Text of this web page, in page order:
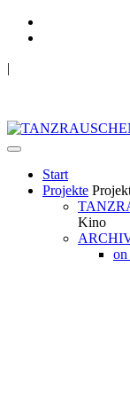
|
Start
Projekte
Kino
on